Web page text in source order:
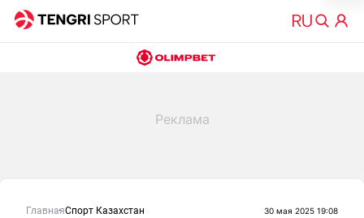
ГлавнаяСпорт Казахстан 30 мая 2025 19:08